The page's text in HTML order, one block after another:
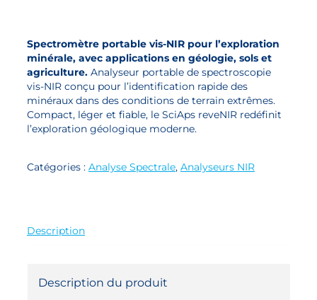
Spectromètre portable vis-NIR pour l’exploration
minérale, avec applications en géologie, sols et
agriculture. Analyseur portable de spectroscopie
vis-NIR conçu pour l’identification rapide des
minéraux dans des conditions de terrain extrêmes.
Compact, léger et fiable, le SciAps reveNIR redéfinit
l’exploration géologique moderne.
Catégories : Analyse Spectrale, Analyseurs NIR
Description
Description du produit